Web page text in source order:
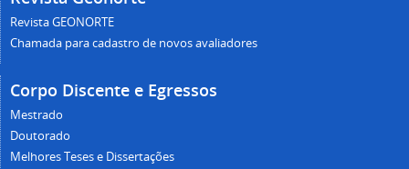
Revista GEONORTE
Chamada para cadastro de novos avaliadores
Corpo Discente e Egressos
Mestrado
Doutorado
Melhores Teses e Dissertações